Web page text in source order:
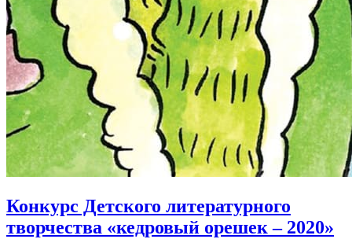
Конкурс Детского литературного
творчества «кедровый орешек – 2020»